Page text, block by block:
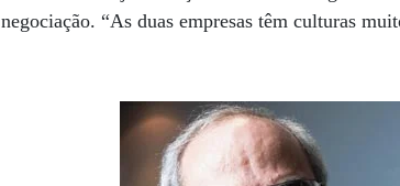
negociação. “As duas empresas têm culturas